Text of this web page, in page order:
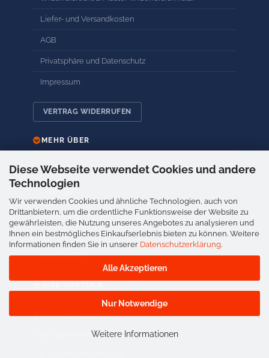
Diese Webseite verwendet Cookies und andere
Technologien
Wir verwenden Cookies und ähnliche Technologien, auch von
Drittanbietern, um die ordentliche Funktionsweise der Website zu
gewährleisten, die Nutzung unseres Angebotes zu analysieren und
Ihnen ein bestmögliches Einkaufserlebnis bieten zu können. Weitere
Informationen finden Sie in unserer Datenschutzerklärung.
Alle Akzeptieren
Nur Notwendige
Weitere Informationen
Liefer- und Versandkosten
AGB
Privatsphäre und Datenschutz
Impressum
VERTRAG WIDERRUFEN
MEHR ÜBER
Newsletter
Über uns
Ihre persönliche Seite
Sitemap
Neue Artikel
Per Rechnung zahlen
30 Tage Rückgaberecht